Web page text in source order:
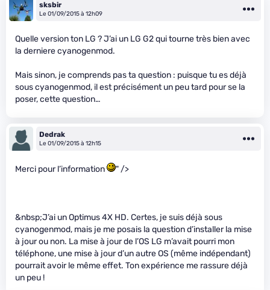
sksbir
Le 01/09/2015 à 12h09
Quelle version ton LG ? J’ai un LG G2 qui tourne très bien avec
la derniere cyanogenmod.
Mais sinon, je comprends pas ta question : puisque tu es déjà
sous cyanogenmod, il est précisément un peu tard pour se la
poser, cette question…
Dedrak
Le 01/09/2015 à 12h15
Merci pour l’information " />
&nbsp;J’ai un Optimus 4X HD. Certes, je suis déjà sous
cyanogenmod, mais je me posais la question d’installer la mise
à jour ou non. La mise à jour de l’OS LG m’avait pourri mon
téléphone, une mise à jour d’un autre OS (même indépendant)
pourrait avoir le même effet. Ton expérience me rassure déjà
un peu !